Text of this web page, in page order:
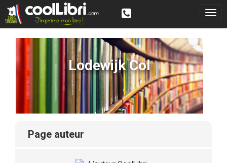
Lodewijk Col
page auteur